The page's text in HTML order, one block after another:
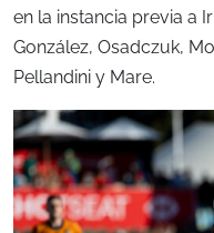
en la instancia previa a
González, Osadczuk,
Pellandini y Mare.